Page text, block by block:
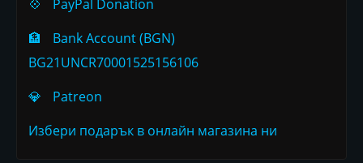
💠
PayPal Donation
🏦
Bank Account (BGN)
BG21UNCR70001525156106
💎
Patreon
Избери подарък в онлайн магазина ни